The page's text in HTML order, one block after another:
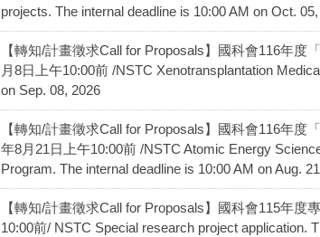
projects. The internal deadline is 10:00 AM on Oct.
【轉知/計畫徵求Call for Proposals】國科會116年
月8日上午10:00前 /NSTC Xenotransplantation
on Sep. 08, 2026
【轉知/計畫徵求Call for Proposals】國科會116年
年8月21日上午10:00前 /NSTC Atomic Energy
Program. The internal deadline is 10:00 AM on Aug.
【轉知/計畫徵求Call for Proposals】國科會115年
10:00前/ NSTC Special research project application.